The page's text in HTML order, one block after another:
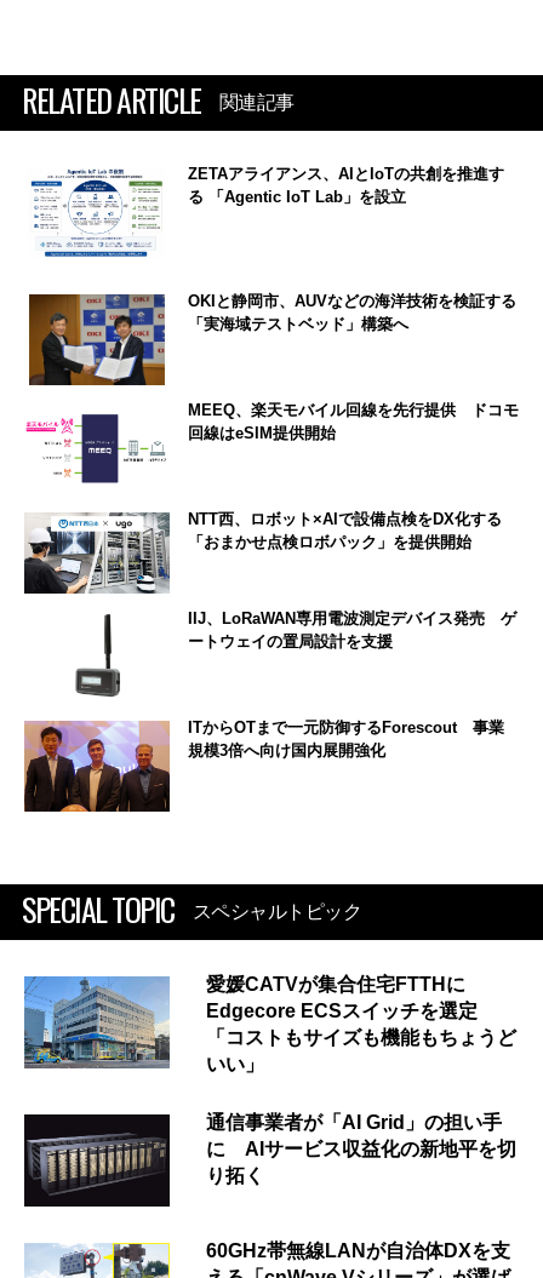
RELATED ARTICLE 関連記事
ZETAアライアンス、AIとIoTの共創を推進す
る 「Agentic IoT Lab」を設立
OKIと静岡市、AUVなどの海洋技術を検証する
「実海域テストベッド」構築へ
MEEQ、楽天モバイル回線を先行提供 ドコモ
回線はeSIM提供開始
NTT西、ロボット×AIで設備点検をDX化する
「おまかせ点検ロボパック」を提供開始
IIJ、LoRaWAN専用電波測定デバイス発売 ゲ
ートウェイの置局設計を支援
ITからOTまで一元防御するForescout 事業
規模3倍へ向け国内展開強化
SPECIAL TOPIC スペシャルトピック
愛媛CATVが集合住宅FTTHに
Edgecore ECSスイッチを選定
「コストもサイズも機能もちょうど
いい」
通信事業者が「AI Grid」の担い手
に AIサービス収益化の新地平を切
り拓く
60GHz帯無線LANが自治体DXを支